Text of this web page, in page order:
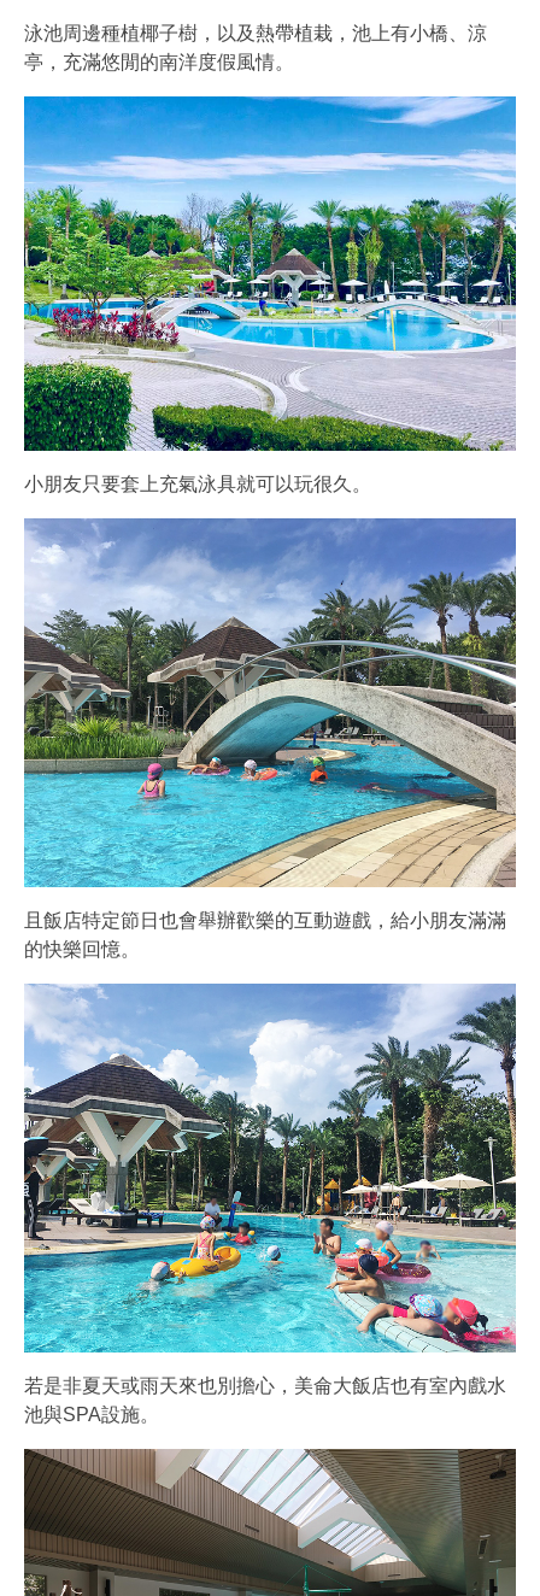
泳池周邊種植椰子樹，以及熱帶植栽，池上有小橋、涼
亭，充滿悠閒的南洋度假風情。
小朋友只要套上充氣泳具就可以玩很久。
且飯店特定節日也會舉辦歡樂的互動遊戲，給小朋友滿滿
的快樂回憶。
若是非夏天或雨天來也別擔心，美侖大飯店也有室內戲水
池與SPA設施。